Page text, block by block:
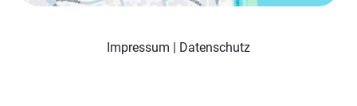
Impressum | Datenschutz